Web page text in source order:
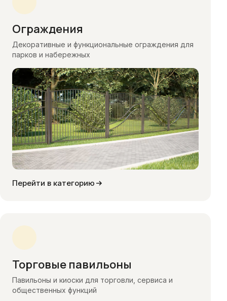
Ограждения
Декоративные и функциональные ограждения для
парков и набережных
Перейти в категорию
Торговые павильоны
Павильоны и киоски для торговли, сервиса и
общественных функций